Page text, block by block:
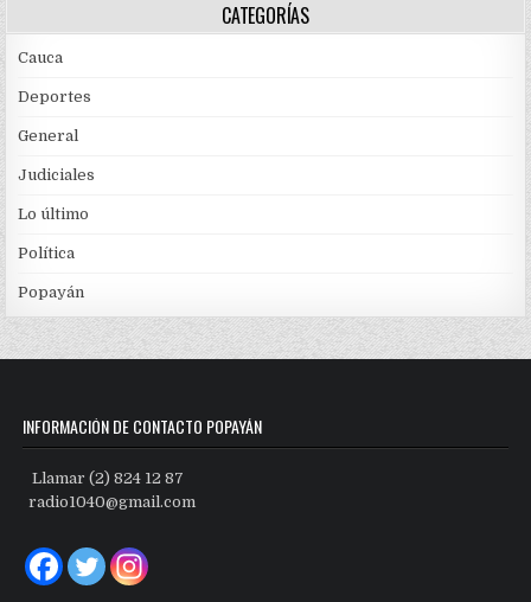
CATEGORÍAS
Cauca
Deportes
General
Judiciales
Lo último
Política
Popayán
INFORMACIÓN DE CONTACTO POPAYÁN
Llamar (2) 824 12 87
radio1040@gmail.com